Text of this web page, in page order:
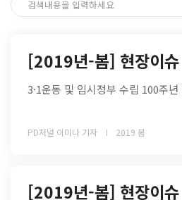
[2019년-봄] 현장이슈
3·1운동 및 임시정부 수립 100주
PD저널 이미나 기자 2019 봄
[2019년-봄] 현장이슈